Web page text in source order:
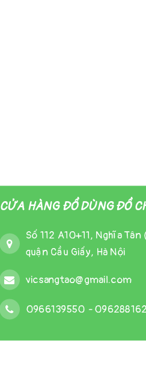
CỬA HÀNG ĐỒ DÙNG ĐỒ
Số 112 A10+11, Nghĩa
quận Cầu Giấy, Hà Nội
vicsangtao@gmail.com
0966139550 -